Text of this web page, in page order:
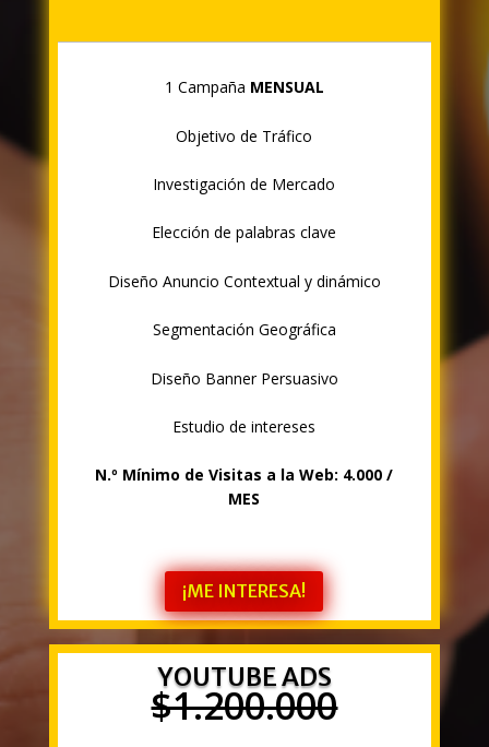
1 Campaña MENSUAL
Objetivo de Tráfico
Investigación de Mercado
Elección de palabras clave
Diseño Anuncio Contextual y dinámico
Segmentación Geográfica
Diseño Banner Persuasivo
Estudio de intereses
N.º Mínimo de Visitas a la Web: 4.000 /
MES
¡ME INTERESA!
YOUTUBE ADS
$1.200.000